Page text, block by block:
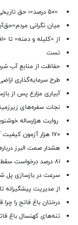
«۵۰ درصد»؛ حق تاریخی ایران کجای اسناد ایستاده است؟
میان نگرانی
از «کلیله و دمنه» تا
تست
حفاظت از منابع آب
طرح سرمایه‌گذاری
آبیاری مزارع پس از
نجات سفره‌های
روایت هزارساله
۱۷۰ هزار آزمون کیفیت آب و فاضلاب در البرز انجام شد
هشدار صمت البرز
۸۱ درصد درخواست‌ سقط جنین قانونی مجوز گرفت
سرعت در بازسازی پل
از مدیریت پیشگیرانه
درختان باغ فاتح را
تنه‌های کهنسال باغ